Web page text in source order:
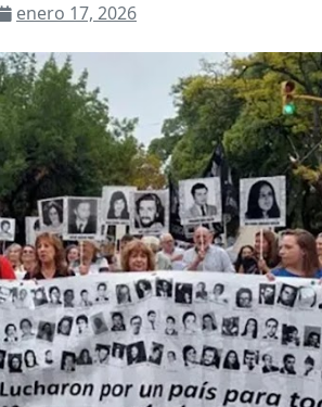
enero 17, 2026